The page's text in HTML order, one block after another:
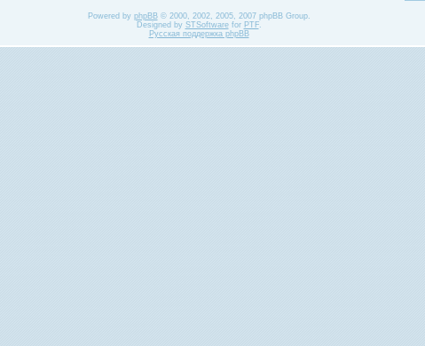
Powered by phpBB© 2000, 2002, 2005, 2007 phpBB Group.
Designed by STSoftwarefor PTF.
Русская поддержка phpBB